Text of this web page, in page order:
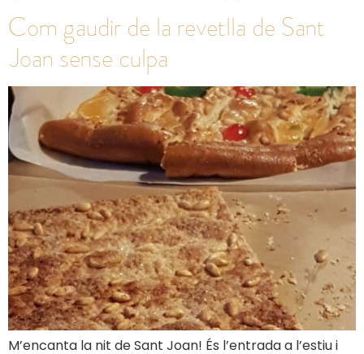
Com gaudir de la revetlla de Sant
Joan sense culpa
M’encanta la nit de Sant Joan! És l’entrada a l’estiu i